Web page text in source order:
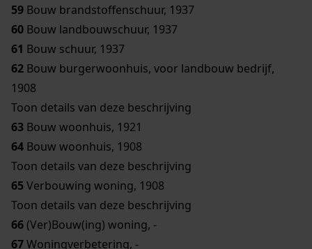
59 Bouw brandstoffenschuur, 1937
60 Bouw landbouwschuur, 1937
61 Bouw schuur, 1937
62 Bouw burgerwoonhuis, voor landbouw bedrijf,
1908
Toon details van deze beschrijving
63 Bouw woonhuis, 1921
64 Bouw woonhuis, 1908
Toon details van deze beschrijving
65Verbouwing woning, 1908
Toon details van deze beschrijving
66 (Ver)Bouw(ing) woning, -
67Woningverbetering, -